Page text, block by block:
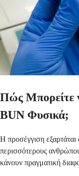
Πώς Μπορείτε
BUN Φυσικά;
Η προσέγγιση εξαρτάται
περισσότερους
κάνουν πραγματική